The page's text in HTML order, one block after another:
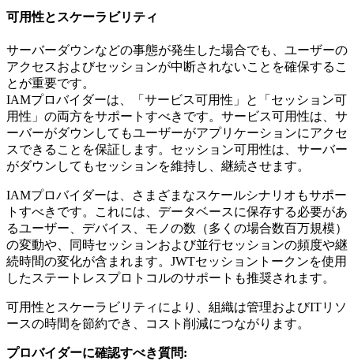
可用性とスケーラビリティ
サーバーダウンなどの事態が発生した場合でも、ユーザーの
アクセスおよびセッションが中断されないことを確保するこ
とが重要です。
IAMプロバイダーは、「サービス可用性」と「セッション可
用性」の両方をサポートすべきです。サービス可用性は、サ
ーバーがダウンしてもユーザーがアプリケーションにアクセ
スできることを保証します。セッション可用性は、サーバー
がダウンしてもセッションを維持し、継続させます。
IAMプロバイダーは、さまざまなスケールシナリオもサポー
トすべきです。これには、データベースに保存する必要があ
るユーザー、デバイス、モノの数（多くの場合数百万規模）
の変動や、同時セッションおよび並行セッションの頻度や継
続時間の変化が含まれます。JWTセッショントークンを使用
したステートレスプロトコルのサポートも推奨されます。
可用性とスケーラビリティにより、組織は管理およびITリソ
ースの時間を節約でき、コスト削減につながります。
プロバイダーに確認すべき質問: